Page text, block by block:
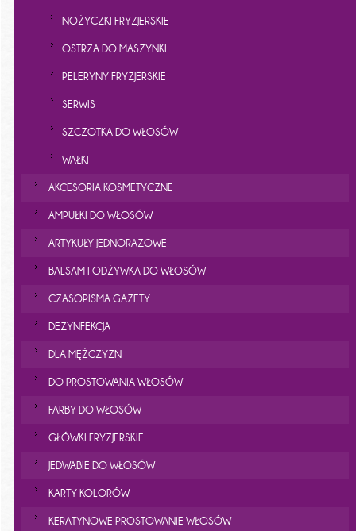
NOŻYCZKI FRYZJERSKIE
OSTRZA DO MASZYNKI
PELERYNY FRYZJERSKIE
SERWIS
SZCZOTKA DO WŁOSÓW
WAŁKI
AKCESORIA KOSMETYCZNE
AMPUŁKI DO WŁOSÓW
ARTYKUŁY JEDNORAZOWE
BALSAM I ODŻYWKA DO WŁOSÓW
CZASOPISMA GAZETY
DEZYNFEKCJA
DLA MĘŻCZYZN
DO PROSTOWANIA WŁOSÓW
FARBY DO WŁOSÓW
GŁÓWKI FRYZJERSKIE
JEDWABIE DO WŁOSÓW
KARTY KOLORÓW
KERATYNOWE PROSTOWANIE WŁOSÓW